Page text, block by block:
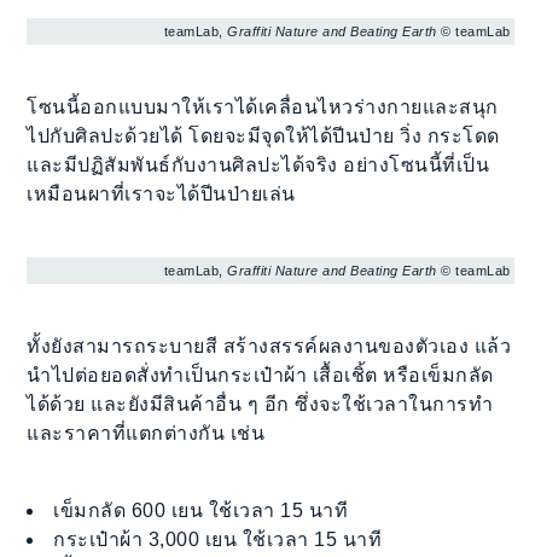
teamLab,Graffiti Nature and Beating Earth © teamLab
โซนนี้ออกแบบมาให้เราได้เคลื่อนไหวร่างกายและสนุก
ไปกับศิลปะด้วยได้ โดยจะมีจุดให้ได้ปีนป่าย วิ่ง กระโดด
และมีปฏิสัมพันธ์กับงานศิลปะได้จริง อย่างโซนนี้ที่เป็น
เหมือนผาที่เราจะได้ปีนป่ายเล่น
teamLab,Graffiti Nature and Beating Earth © teamLab
ทั้งยังสามารถระบายสี สร้างสรรค์ผลงานของตัวเอง แล้ว
นำไปต่อยอดสั่งทำเป็นกระเป๋าผ้า เสื้อเชิ้ต หรือเข็มกลัด
ได้ด้วย และยังมีสินค้าอื่น ๆ อีก ซึ่งจะใช้เวลาในการทำ
และราคาที่แตกต่างกัน เช่น
เข็มกลัด 600 เยน ใช้เวลา 15 นาที
กระเป๋าผ้า 3,000 เยน ใช้เวลา 15 นาที